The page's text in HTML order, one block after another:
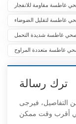
مقاومة للانفجار
لتقليل الضوضاء
غاطسة شديدة التحمل
غاطسة متعددة المراوح
ترك رسالة
التفاصيل، فيرجى